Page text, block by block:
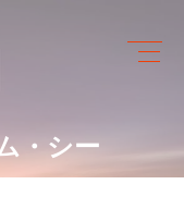
・シー
こと